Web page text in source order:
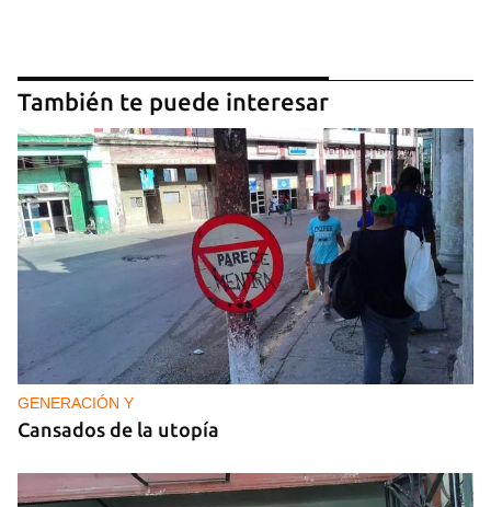
También te puede interesar
GENERACIÓN Y
Cansados de la utopía